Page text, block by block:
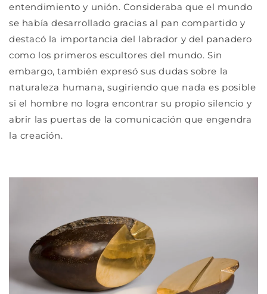
entendimiento y unión. Consideraba que el mundo
se había desarrollado gracias al pan compartido y
destacó la importancia del labrador y del panadero
como los primeros escultores del mundo. Sin
embargo, también expresó sus dudas sobre la
naturaleza humana, sugiriendo que nada es posible
si el hombre no logra encontrar su propio silencio y
abrir las puertas de la comunicación que engendra
la creación.